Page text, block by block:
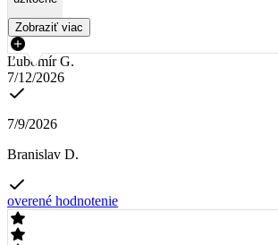
Zobraziť viac
Ľubomír G.
7/12/2026
7/9/2026
Branislav D.
overené hodnotenie